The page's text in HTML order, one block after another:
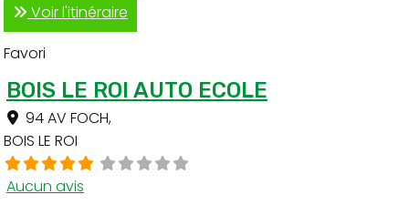
Voir l'itinéraire
Favori
BOIS LE ROI AUTO ECOLE
94 AV FOCH,
BOIS LE ROI
Aucun avis